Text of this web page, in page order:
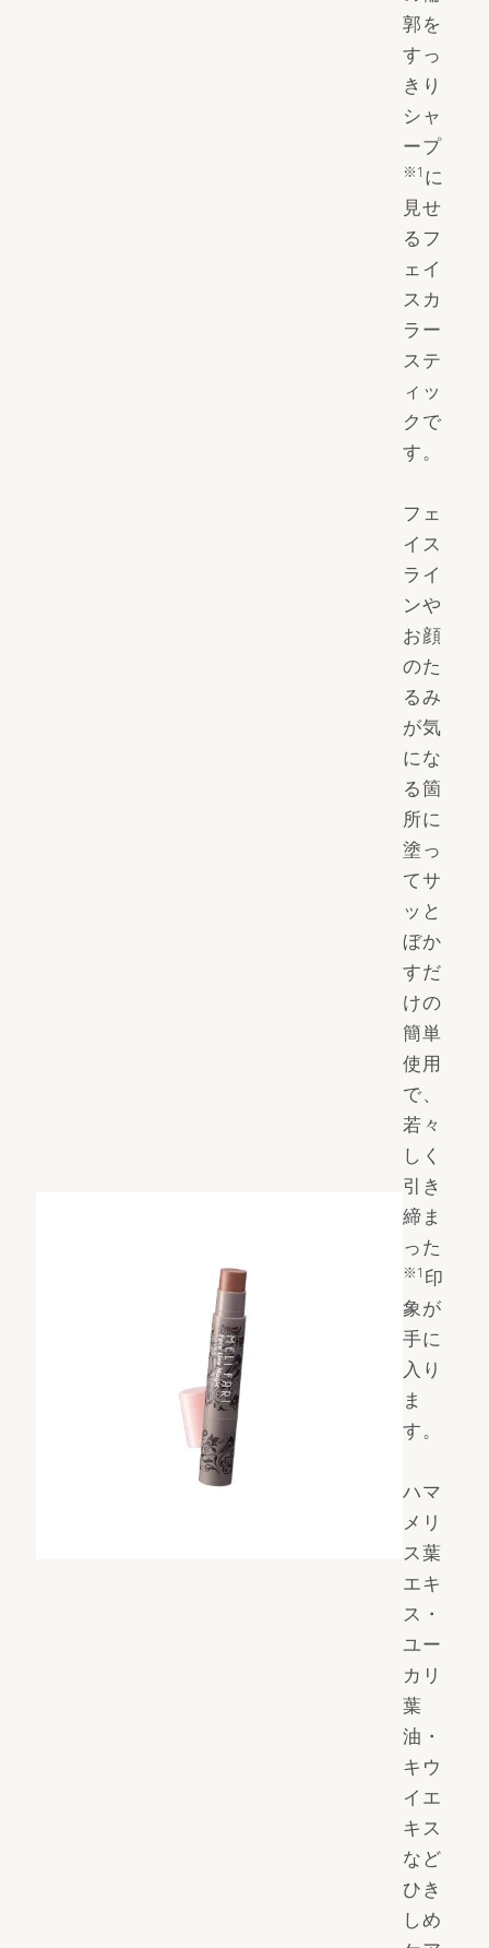
郭を
すっ
きり
シャ
ープ
※1 に
見せ
るフ
ェイ
スカ
ラー
ステ
ィッ
クで
す。
フェ
イス
ライ
ンや
お顔
のた
るみ
が気
にな
る箇
所に
塗っ
てサ
ッと
ぼか
すだ
けの
簡単
使用
で、
若々
しく
引き
締ま
った
※1 印
象が
手に
入り
ま
す。
ハマ
メリ
ス葉
エキ
ス・
ユー
カリ
葉
油・
キウ
イエ
キス
など
ひき
しめ